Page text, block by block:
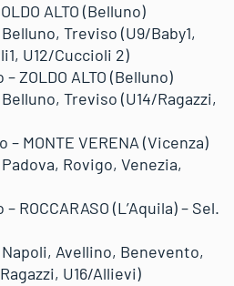
ALTO (Belluno)
Treviso (U9/Baby1,
U12/Cuccioli 2)
ZOLDO ALTO (Belluno)
Treviso (U14/Ragazzi,
MONTE VERENA (Vicenza)
Rovigo, Venezia,
ROCCARASO (L’Aquila) – Sel.
Avellino, Benevento,
U16/Allievi)